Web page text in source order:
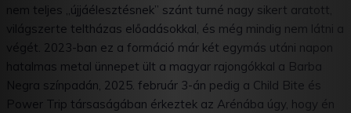
nem teljes „újjáélesztésnek” szánt turné nagy sikert aratott,
világszerte teltházas előadásokkal, és még mindig nem látni a
végét. 2023-ban ez a formáció már két egymás utáni napon
hatalmas metal ünnepet ült a magyar rajongókkal a Barba
Negra színpadán, 2025. február 3-án pedig a Child Bite és
Power Trip társaságában érkeztek az Arénába úgy, hogy én